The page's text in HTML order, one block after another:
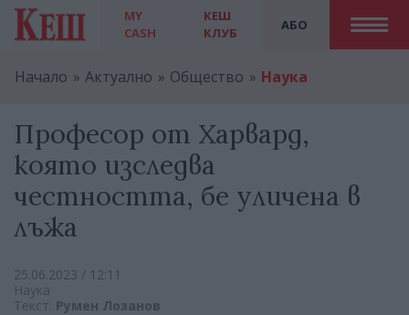
MY
CASH
АБО
КЕШ
КЛУБ
Начало Актуално Общество Наука
Професор от Харвард,
която изследва
честността, бе уличена в
лъжа
25.06.2023 / 12:11
Наука
Текст: Румен Лозанов